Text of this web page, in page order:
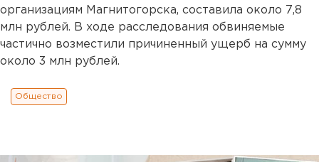
организациям Магнитогорска, составила около 7,8
млн рублей. В ходе расследования обвиняемые
частично возместили причиненный ущерб на сумму
около 3 млн рублей.
Общество